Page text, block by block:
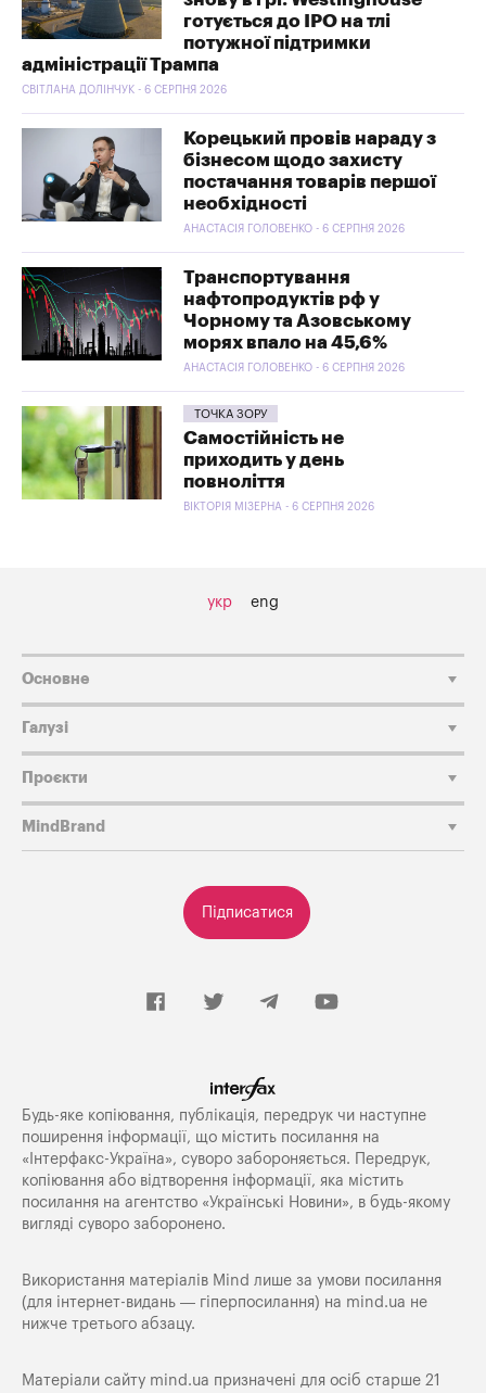
готується до IPO на тлі
потужної підтримки
адміністрації Трампа
СВІТЛАНА ДОЛІНЧУК - 6 СЕРПНЯ 2026
Корецький провів нараду з
бізнесом щодо захисту
постачання товарів першої
необхідності
АНАСТАСІЯ ГОЛОВЕНКО - 6 СЕРПНЯ 2026
Транспортування
нафтопродуктів рф у
Чорному та Азовському
морях впало на 45,6%
АНАСТАСІЯ ГОЛОВЕНКО - 6 СЕРПНЯ 2026
ТОЧКА ЗОРУ
Самостійність не
приходить у день
повноліття
ВІКТОРІЯ МІЗЕРНА - 6 СЕРПНЯ 2026
укр eng
Підписатися
Основне
Галузі
Проєкти
MindBrand
Будь-яке копiювання, публiкацiя, передрук чи наступне
поширення iнформацiї, що мiстить посилання на
«Iнтерфакс-Україна», суворо забороняється. Передрук,
копіювання або відтворення інформації, яка містить
посилання на агентство «Українські Новини», в будь-якому
вигляді суворо заборонено.
Використання матеріалів Mind лише за умови посилання
(для інтернет-видань — гіперпосилання) на mind.ua не
нижче третього абзацу.
Матеріали сайту mind.ua призначені для осіб старше 21